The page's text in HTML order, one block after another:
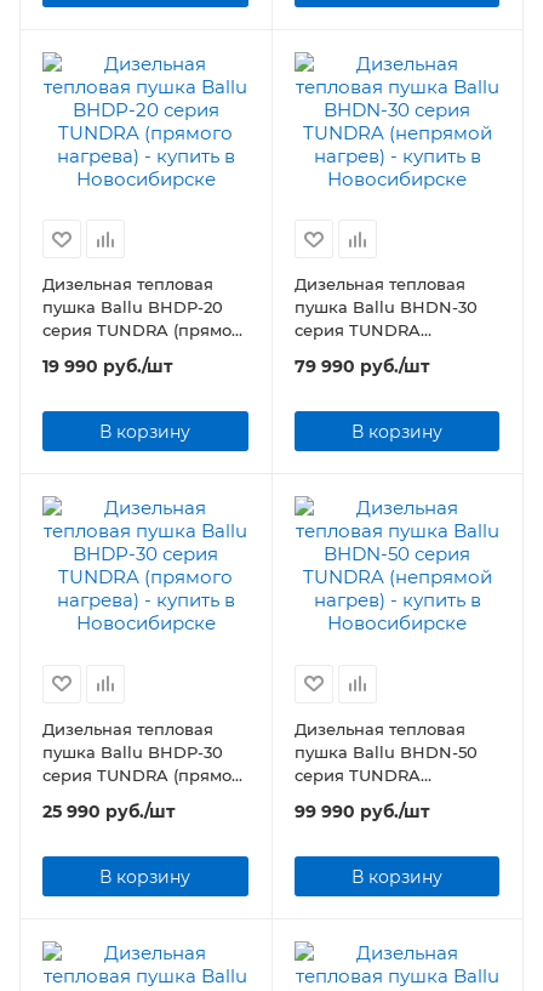
Дизельная тепловая
пушка Ballu BHDP-20
серия TUNDRA (прямого
19 990 руб./шт
В корзину
Дизельная тепловая
пушка Ballu BHDN-30
серия TUNDRA
(непрямой нагрев)
79 990 руб./шт
В корзину
Дизельная тепловая
пушка Ballu BHDP-30
серия TUNDRA (прямого
25 990 руб./шт
В корзину
Дизельная тепловая
пушка Ballu BHDN-50
серия TUNDRA
(непрямой нагрев)
99 990 руб./шт
В корзину